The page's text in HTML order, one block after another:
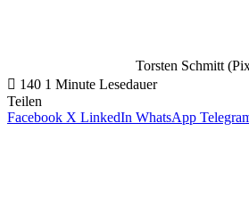
Torsten Schmitt
140 1 Minute Lesedauer
Teilen
Facebook X LinkedIn WhatsApp